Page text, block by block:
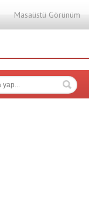
Masaüstü Görünüm